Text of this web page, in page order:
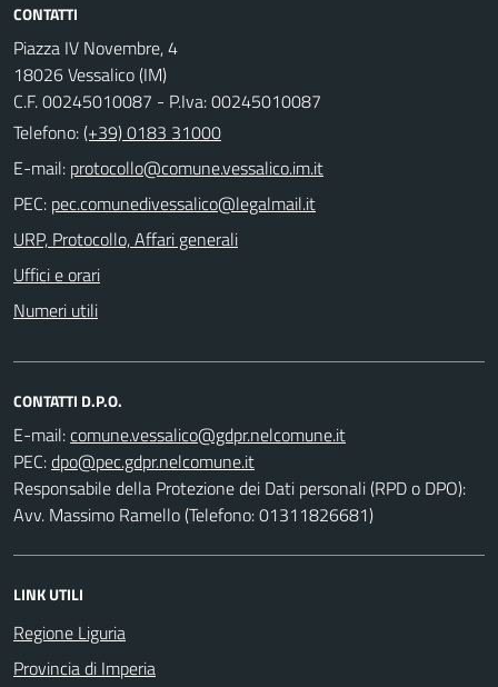
CONTATTI
Piazza IV Novembre, 4
18026 Vessalico (IM)
C.F. 00245010087 - P.Iva: 00245010087
Telefono:(+39) 0183 31000
E-mail:
PEC:
URP, Protocollo, Affari generali
Uffici e orari
Numeri utili
CONTATTI D.P.O.
E-mail:
PEC:
Responsabile della Protezione dei Dati personali (RPD o DPO):
Avv. Massimo Ramello (Telefono: 01311826681)
LINK UTILI
Regione Liguria
Provincia di Imperia